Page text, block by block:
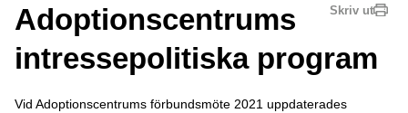
Skriv ut
Adoptionscentrums
intressepolitiska program
Vid Adoptionscentrums förbundsmöte 2021 uppdaterades